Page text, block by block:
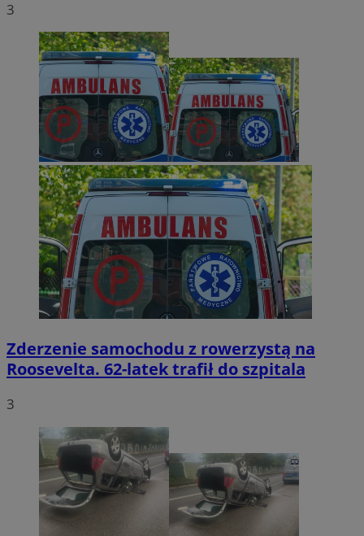
3
Zderzenie samochodu z rowerzystą na
Roosevelta. 62-latek trafił do szpitala
3